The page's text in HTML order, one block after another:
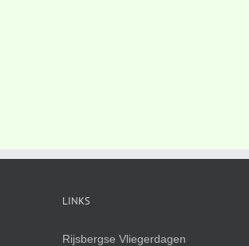
LINKS
Rijsbergse Vliegerdagen